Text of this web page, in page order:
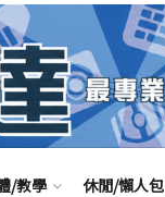
/教學 休閒/懶人包